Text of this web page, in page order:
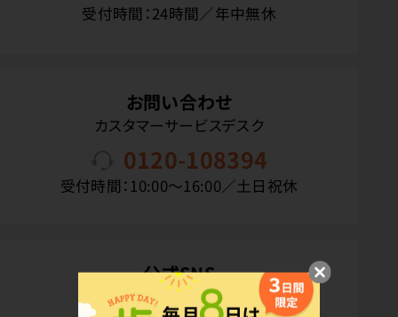
受付時間：24時間／年中無休
お問い合わせ
カスタマーサービスデスク
0120-108394
受付時間：10:00〜16:00／土日祝休
公式SNS